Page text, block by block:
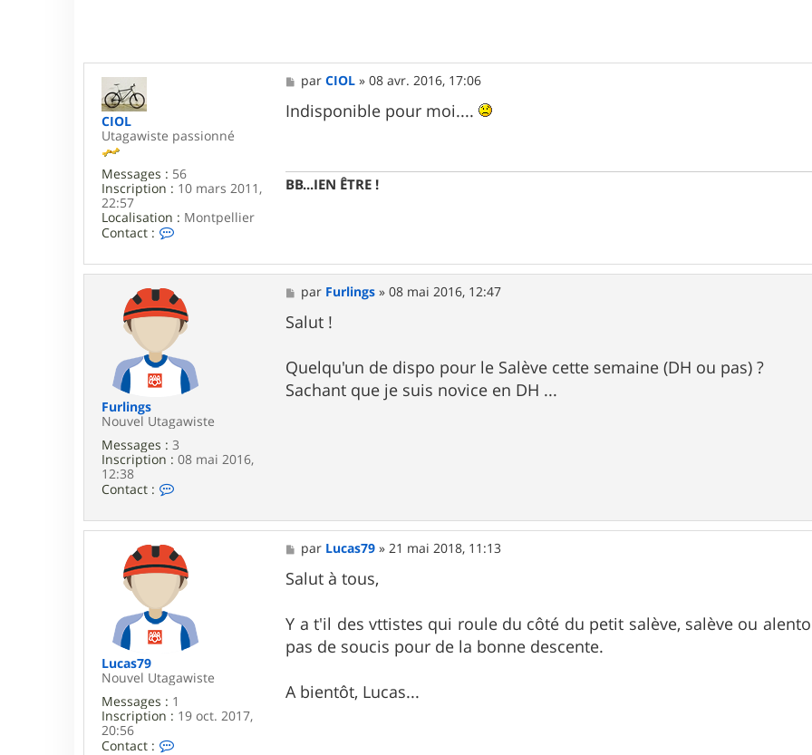
CIOL
Utagawiste passionné
Messages : 56
Inscription : 10 mars 2011,
22:57
Localisation : Montpellier
Contact :
n
t
c
t
e
C
I
O
M
e
s
s
parCIOL »08 avr. 2016, 17:06
Indisponible pour moi....
BB...IEN ÊTRE !
Furlings
Nouvel Utagawiste
Messages : 3
Inscription : 08 mai 2016,
12:38
Contact :
t
c
t
e
F
u
r
i
g
s
M
e
s
s
g
e
par Furlings »08 mai 2016, 12:47
Salut !
Quelqu'un de dispo pour le Salève cette semaine (DH ou pas) ?
Sachant que je suis novice en DH ...
Lucas79
Nouvel Utagawiste
Messages : 1
Inscription : 19 oct. 2017,
20:56
Contact :
M
e
s
s
g
e
par Lucas79 »21 mai 2018, 11:13
Salut à tous,
Y a t'il des vttistes qui roule du côté du petit salève, salève ou
pas de soucis pour de la bonne descente.
A bientôt, Lucas...